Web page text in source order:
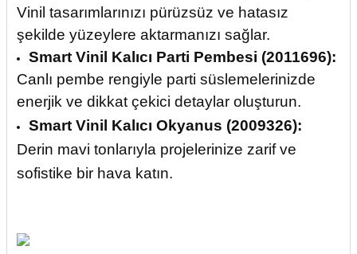
Vinil tasarımlarınızı pürüzsüz ve hatasız
şekilde yüzeylere aktarmanızı sağlar.
Smart Vinil Kalıcı Parti Pembesi (2011696):
Canlı pembe rengiyle parti süslemelerinizde
enerjik ve dikkat çekici detaylar oluşturun.
Smart Vinil Kalıcı Okyanus (2009326):
Derin mavi tonlarıyla projelerinize zarif ve
sofistike bir hava katın.